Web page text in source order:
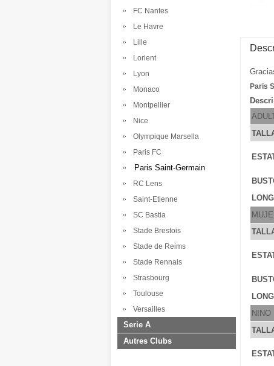
FC Nantes
Le Havre
Lille
Lorient
Lyon
Monaco
Montpellier
Nice
Olympique Marsella
Paris FC
Paris Saint-Germain
RC Lens
Saint-Etienne
SC Bastia
Stade Brestois
Stade de Reims
Stade Rennais
Strasbourg
Toulouse
Versailles
Serie A
Autres Clubs
Paris
NINO